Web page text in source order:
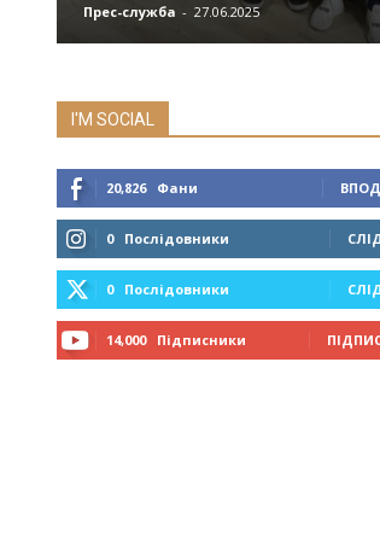
Прес-служба - 27.06.2025
I'M SOCIAL
20,826 Фани
0 Послідовники
0 Послідовники
14,000 Підписники